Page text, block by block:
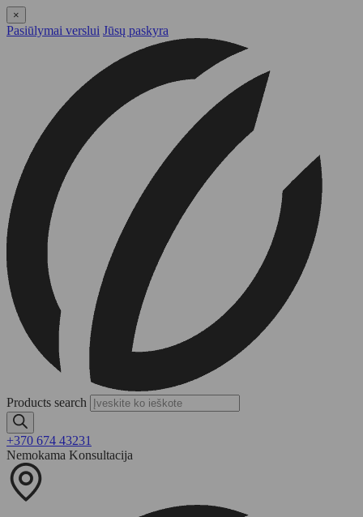
×
Pasiūlymai verslui Jūsų paskyra
Products search
+370 674 43231
Nemokama Konsultacija